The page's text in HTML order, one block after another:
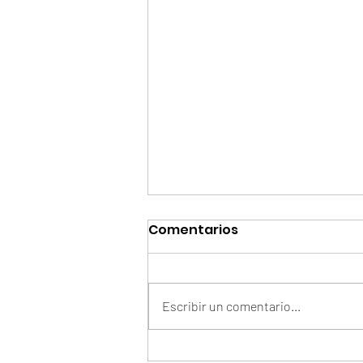
Del check-in a la rutina:
Comentarios
Escribir un comentario...